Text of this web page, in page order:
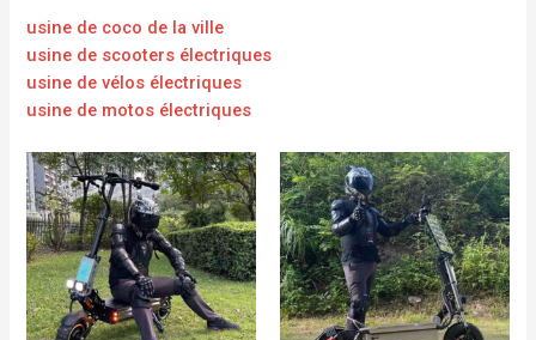
usine de coco de la ville
usine de scooters électriques
usine de vélos électriques
usine de motos électriques